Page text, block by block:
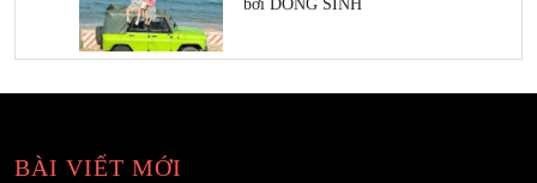
bởi DONG SINH
BÀI VIẾT MỚI